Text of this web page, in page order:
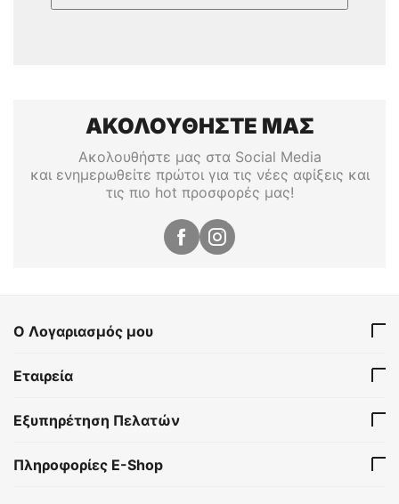
ΑΚΟΛΟΥΘΗΣΤΕ ΜΑΣ
Ακολουθήστε μας στα Social Media
και ενημερωθείτε πρώτοι για τις νέες αφίξεις και
τις πιο hot προσφορές μας!
Ο Λογαριασμός μου
Εταιρεία
Εξυπηρέτηση Πελατών
Πληροφορίες E-Shop